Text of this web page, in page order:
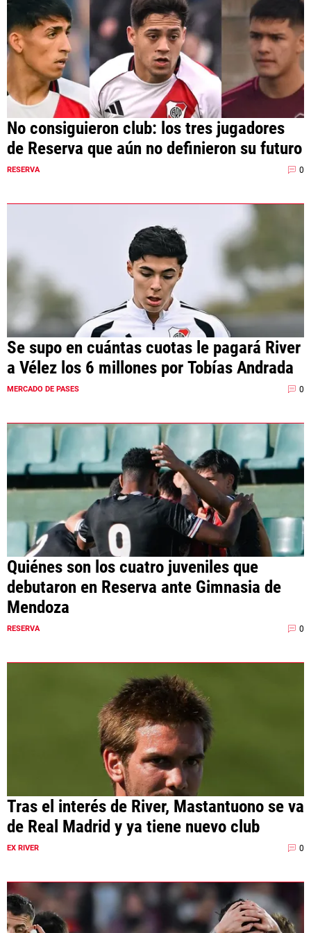
No consiguieron club: los tres jugadores
de Reserva que aún no definieron su futuro
RESERVA 0
Se supo en cuántas cuotas le pagará River
a Vélez los 6 millones por Tobías Andrada
MERCADO DE PASES 0
Quiénes son los cuatro juveniles que
debutaron en Reserva ante Gimnasia de
Mendoza
RESERVA 0
Tras el interés de River, Mastantuono se va
de Real Madrid y ya tiene nuevo club
EX RIVER 0